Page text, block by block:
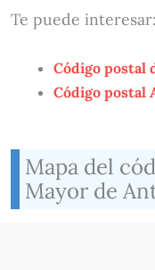
Te puede interesar:
Código postal
Código postal
Mapa del
Mayor de